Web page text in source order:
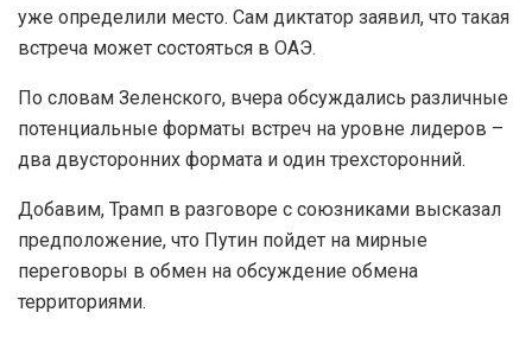
уже определили место. Сам диктатор заявил, что такая
встреча может состояться в ОАЭ.
По словам Зеленского, вчера обсуждались различные
потенциальные форматы встреч на уровне лидеров –
два двусторонних формата и один трехсторонний.
Добавим, Трамп в разговоре с союзниками высказал
предположение, что Путин пойдет на мирные
переговоры в обмен на обсуждение обмена
территориями.